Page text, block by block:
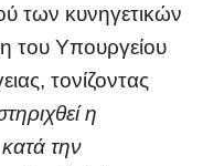
των κυνηγετικών
του Υπουργείου
τονίζοντας
η
την